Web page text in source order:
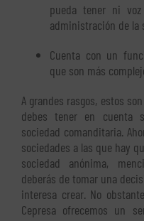
pueda tener ni
administración de la
Cuenta con un
que son más
A grandes rasgos, estos
debes tener en cuenta
sociedad comanditaria.
sociedades a las que hay
sociedad anónima,
deberás de tomar una
interesa crear. No
Cepresa ofrecemos un